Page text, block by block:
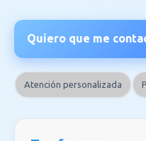
Quiero que me
Atención personalizada